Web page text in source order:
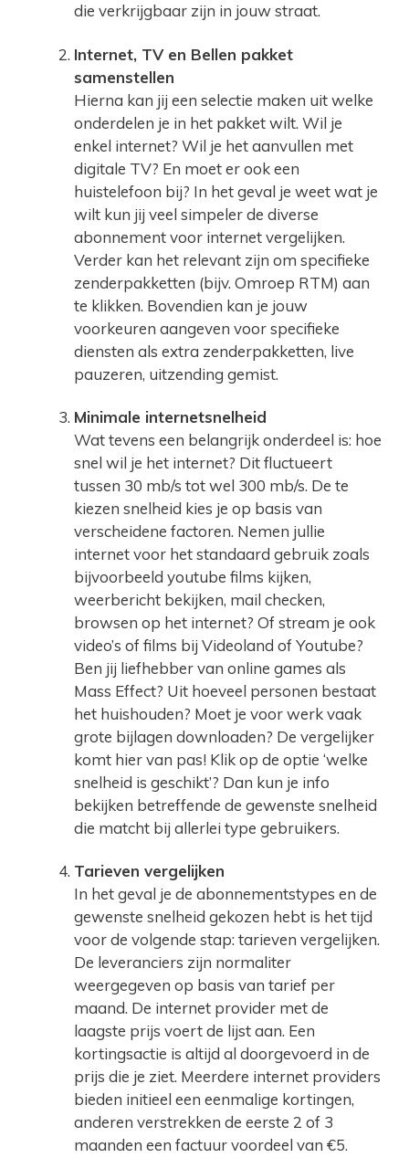
die verkrijgbaar zijn in jouw straat.
Internet, TV en Bellen pakket
samenstellen
Hierna kan jij een selectie maken uit welke
onderdelen je in het pakket wilt. Wil je
enkel internet? Wil je het aanvullen met
digitale TV? En moet er ook een
huistelefoon bij? In het geval je weet wat je
wilt kun jij veel simpeler de diverse
abonnement voor internet vergelijken.
Verder kan het relevant zijn om specifieke
zenderpakketten (bijv. Omroep RTM) aan
te klikken. Bovendien kan je jouw
voorkeuren aangeven voor specifieke
diensten als extra zenderpakketten, live
pauzeren, uitzending gemist.
Minimale internetsnelheid
Wat tevens een belangrijk onderdeel is: hoe
snel wil je het internet? Dit fluctueert
tussen 30 mb/s tot wel 300 mb/s. De te
kiezen snelheid kies je op basis van
verscheidene factoren. Nemen jullie
internet voor het standaard gebruik zoals
bijvoorbeeld youtube films kijken,
weerbericht bekijken, mail checken,
browsen op het internet? Of stream je ook
video’s of films bij Videoland of Youtube?
Ben jij liefhebber van online games als
Mass Effect? Uit hoeveel personen bestaat
het huishouden? Moet je voor werk vaak
grote bijlagen downloaden? De vergelijker
komt hier van pas! Klik op de optie ‘welke
snelheid is geschikt’? Dan kun je info
bekijken betreffende de gewenste snelheid
die matcht bij allerlei type gebruikers.
Tarieven vergelijken
In het geval je de abonnementstypes en de
gewenste snelheid gekozen hebt is het tijd
voor de volgende stap: tarieven vergelijken.
De leveranciers zijn normaliter
weergegeven op basis van tarief per
maand. De internet provider met de
laagste prijs voert de lijst aan. Een
kortingsactie is altijd al doorgevoerd in de
prijs die je ziet. Meerdere internet providers
bieden initieel een eenmalige kortingen,
anderen verstrekken de eerste 2 of 3
maanden een factuur voordeel van €5.